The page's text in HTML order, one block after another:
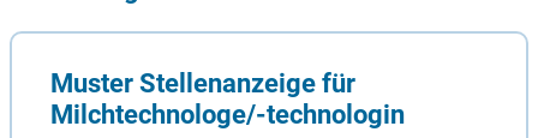
Muster Stellenanzeige für
Milchtechnologe/-technologin